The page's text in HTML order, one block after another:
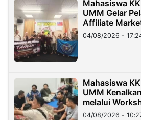
Mahasiswa
UMM Gelar
Affiliate
Migran
04/08/2026 -
Mahasiswa
UMM
melalui
di Taiwan
04/08/2026 -